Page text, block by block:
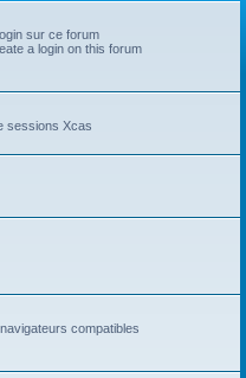
h
c
sur ce forum
a login on this forum
sessions Xcas
compatibles